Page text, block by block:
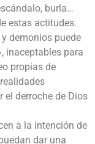
burla…
estas actitudes.
demonios puede
inaceptables para
propias de
el derroche de Dios
a la intención de
dar una